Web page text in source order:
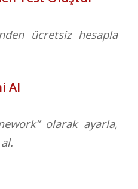
ücretsiz hesapla
Al
olarak ayarla,